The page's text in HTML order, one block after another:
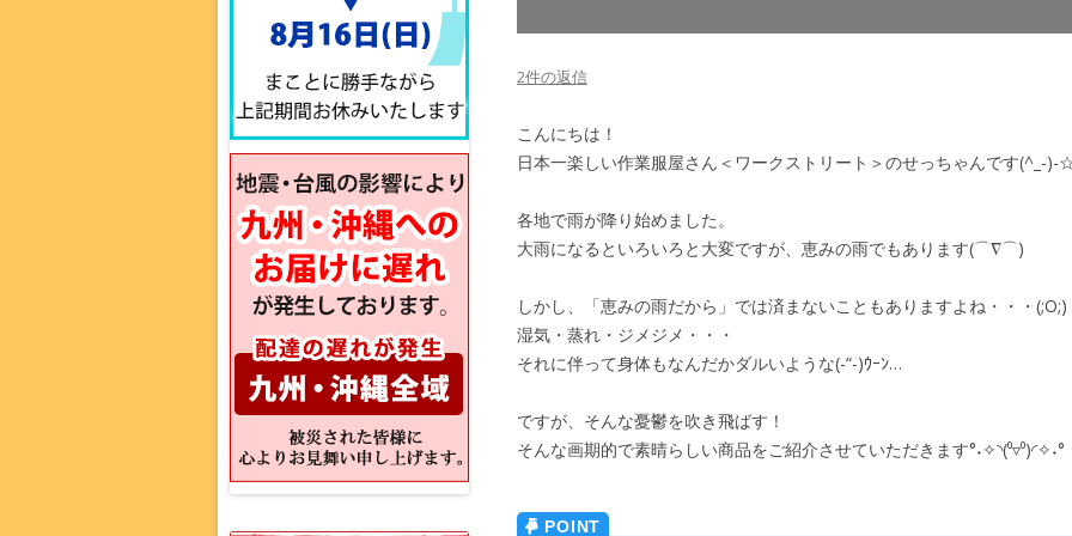
2件の返信
こんにちは！
日本一楽しい作業服屋さん＜ワークストリート＞のせっちゃんです(^_-)-
各地で雨が降り始めました。
大雨になるといろいろと大変ですが、恵みの雨でもあります(⌒∇⌒)
しかし、「恵みの雨だから」では済まないこともありますよね・・・(;O;)
湿気・蒸れ・ジメジメ・・・
それに伴って身体もなんだかダルいような(-“-)ｳｰﾝ…
ですが、そんな憂鬱を吹き飛ばす！
そんな画期的で素晴らしい商品をご紹介させていただきます°˖✧◝(⁰▿⁰)◜✧˖°